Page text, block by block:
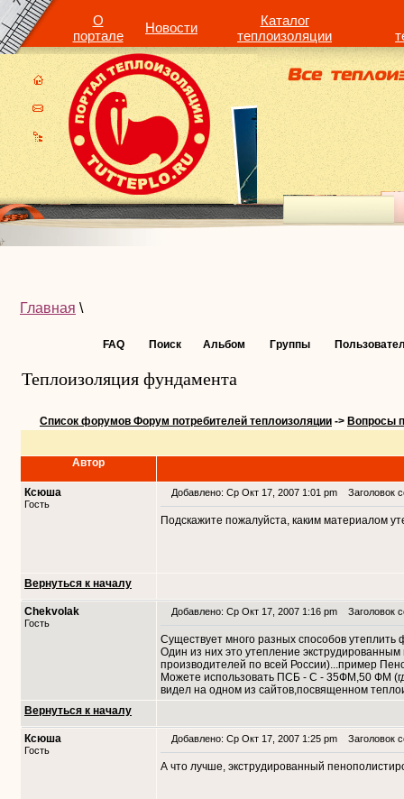
О
портале
Новости
Каталог
теплоизоляции
Главная \
FAQ Поиск Альбом Группы
Теплоизоляция фундамента
Список форумов Форум потребителей теплоизоляции -> Вопросы
Автор
Ксюша
Гость
Добавлено: Ср Окт 17, 2007 1:01 pm Заголовок
Подскажите пожалуйста, каким материалом
Вернуться к началу
Chekvolak
Гость
Добавлено: Ср Окт 17, 2007 1:16 pm Заголовок
Существует много разных способов утеплить
Один из них это утепление
производителей по всей России)...пример
Можете использовать ПСБ - С - 35ФМ,50 ФМ
видел на одном из сайтов,посвященном
Вернуться к началу
Ксюша
Гость
Добавлено: Ср Окт 17, 2007 1:25 pm Заголовок
А что лучше, экструдированный